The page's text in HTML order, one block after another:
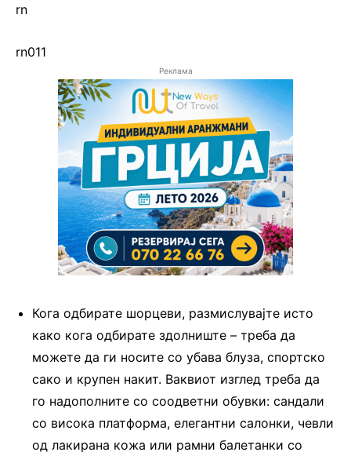
rn
rn011
Реклама
Кога одбирате шорцеви, размислувајте исто
како кога одбирате здолниште – треба да
можете да ги носите со убава блуза, спортско
сако и крупен накит. Ваквиот изглед треба да
го надополните со соодветни обувки: сандали
со висока платформа, елегантни салонки, чевли
од лакирана кожа или рамни балетанки со